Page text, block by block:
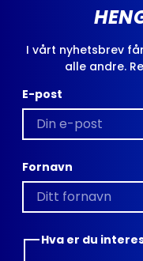
I vårt nyhetsbrev
alle andre.
E-post
Fornavn
Hva er du